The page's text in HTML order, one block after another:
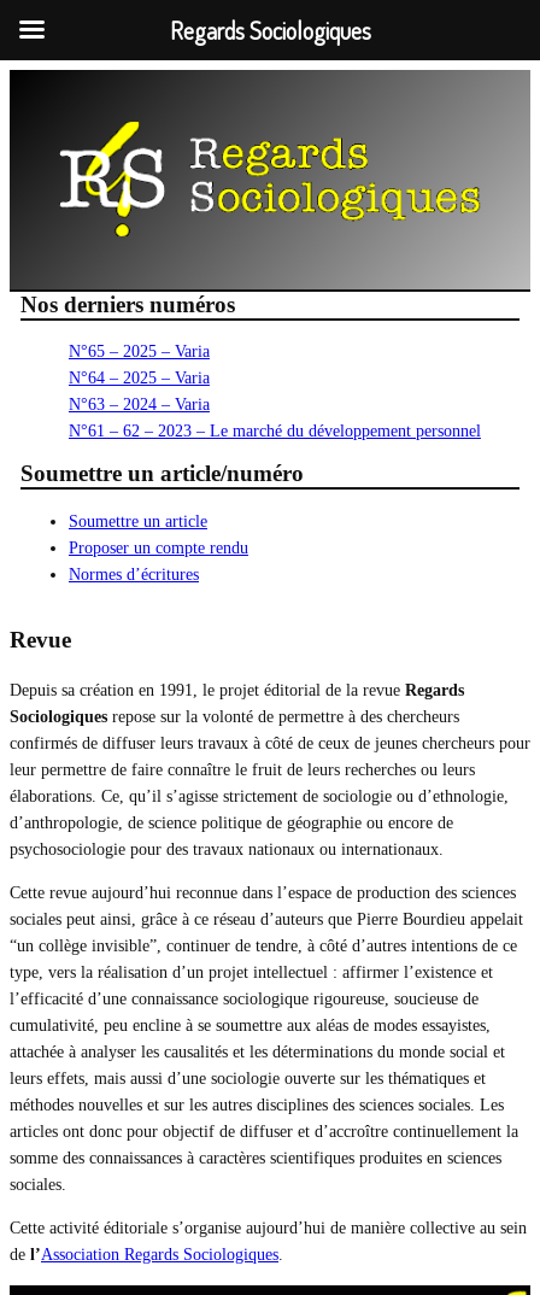
Nos derniers numéros
N°65 – 2025 – Varia
N°64 – 2025 – Varia
N°63 – 2024 – Varia
N°61 – 62 – 2023 – Le marché du développement personnel
Soumettre un article/numéro
Soumettre un article
Proposer un compte rendu
Normes d’écritures
Revue
Depuis sa création en 1991, le projet éditorial de la revue Regards
Sociologiques repose sur la volonté de permettre à des chercheurs
confirmés de diffuser leurs travaux à côté de ceux de jeunes chercheurs pour
leur permettre de faire connaître le fruit de leurs recherches ou leurs
élaborations. Ce, qu’il s’agisse strictement de sociologie ou d’ethnologie,
d’anthropologie, de science politique de géographie ou encore de
psychosociologie pour des travaux nationaux ou internationaux.
Cette revue aujourd’hui reconnue dans l’espace de production des sciences
sociales peut ainsi, grâce à ce réseau d’auteurs que Pierre Bourdieu appelait
“un collège invisible”, continuer de tendre, à côté d’autres intentions de ce
type, vers la réalisation d’un projet intellectuel : affirmer l’existence et
l’efficacité d’une connaissance sociologique rigoureuse, soucieuse de
cumulativité, peu encline à se soumettre aux aléas de modes essayistes,
attachée à analyser les causalités et les déterminations du monde social et
leurs effets, mais aussi d’une sociologie ouverte sur les thématiques et
méthodes nouvelles et sur les autres disciplines des sciences sociales. Les
articles ont donc pour objectif de diffuser et d’accroître continuellement la
somme des connaissances à caractères scientifiques produites en sciences
sociales.
Cette activité éditoriale s’organise aujourd’hui de manière collective au sein
de l’Association Regards Sociologiques.
Regards Sociologiques